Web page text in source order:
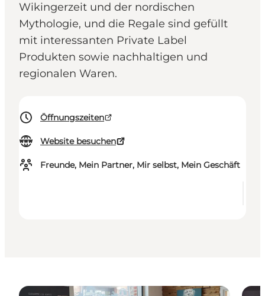
Wikingerzeit und der nordischen
Mythologie, und die Regale sind gefüllt
mit interessanten Private Label
Produkten sowie nachhaltigen und
regionalen Waren.
Öffnungszeiten
Website besuchen
Freunde, Mein Partner, Mir selbst, Mein Geschäft